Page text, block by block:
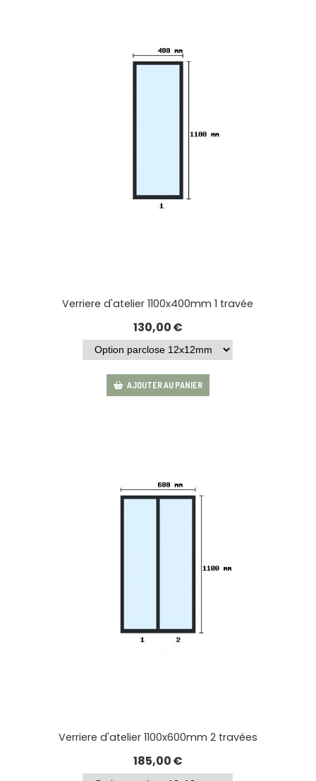
Verriere d'atelier 1100x400mm 1 travée
130,00€
AJOUTER AU PANIER
Verriere d'atelier 1100x600mm 2 travées
185,00€